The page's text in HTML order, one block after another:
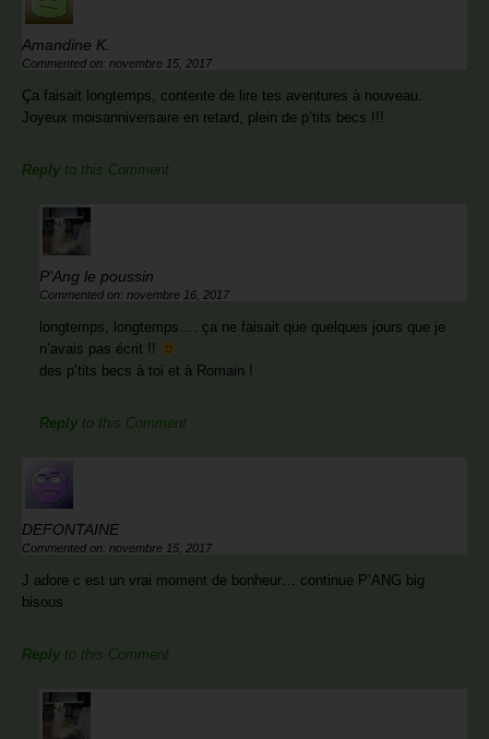
Amandine K.
Commented on: novembre 15, 2017
Ça faisait longtemps, contente de lire tes aventures à nouveau.
Joyeux moisanniversaire en retard, plein de p’tits becs !!!
Reply to this Comment
P'Ang le poussin
Commented on: novembre 16, 2017
longtemps, longtemps…. ça ne faisait que quelques jours que je
n’avais pas écrit !!
des p’tits becs à toi et à Romain !
Reply to this Comment
DEFONTAINE
Commented on: novembre 15, 2017
J adore c est un vrai moment de bonheur… continue P’ANG big
bisous
Reply to this Comment